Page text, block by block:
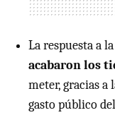
La respuesta a
acabaron los
meter, gracias
gasto público